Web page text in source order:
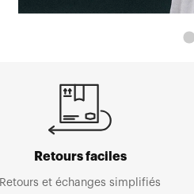
Retours faciles
Retours et échanges simplifiés